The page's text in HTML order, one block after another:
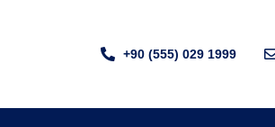
+90 (555) 029 1999